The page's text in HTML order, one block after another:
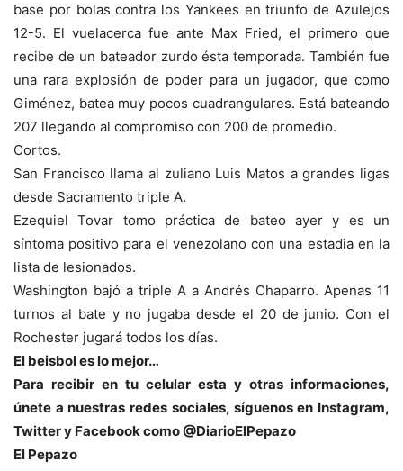
base por bolas contra los Yankees en triunfo de Azulejos
12-5. El vuelacerca fue ante Max Fried, el primero que
recibe de un bateador zurdo ésta temporada. También fue
una rara explosión de poder para un jugador, que como
Giménez, batea muy pocos cuadrangulares. Está bateando
207 llegando al compromiso con 200 de promedio.
Cortos.
San Francisco llama al zuliano Luis Matos a grandes ligas
desde Sacramento triple A.
Ezequiel Tovar tomo práctica de bateo ayer y es un
síntoma positivo para el venezolano con una estadia en la
lista de lesionados.
Washington bajó a triple A a Andrés Chaparro. Apenas 11
turnos al bate y no jugaba desde el 20 de junio. Con el
Rochester jugará todos los días.
El beisbol es lo mejor…
Para recibir en tu celular esta y otras informaciones,
únete a nuestras redes sociales, síguenos en Instagram,
Twitter y Facebook como @DiarioElPepazo
El Pepazo